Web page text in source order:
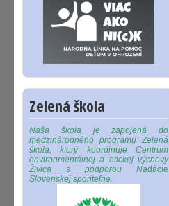
Zelená škola
Naša škola je zapojená do
medzinárodného programu Zelená
škola, ktorý koordinuje Centrum
environmentálnej a etickej výchovy
Živica s podporou Nadácie
Slovenskej sporiteľne.